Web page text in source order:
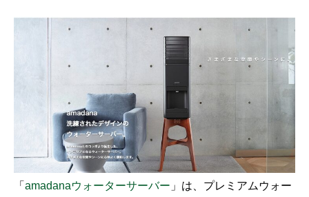
「 amadanaウォーターサーバー 」は、プレミアムウォー